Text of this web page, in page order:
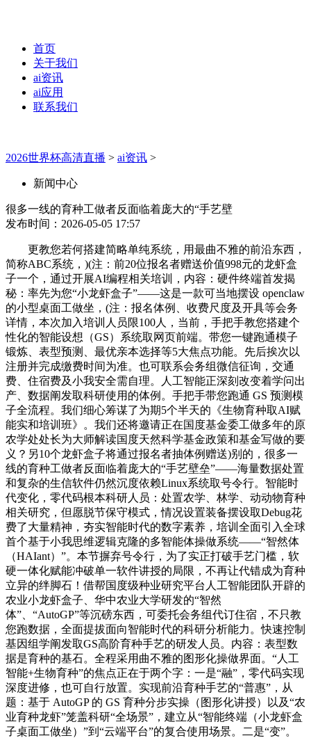
首页
关于我们
ai资讯
ai应用
联系我们
2026世界杯高清直播 > ai资讯 >
新闻中心
很多一线的育种工做者反面临着庞大的“手艺壁
发布时间：2026-05-05 17:57
更教您若何搭建简略单纯系统，用最曲不雅的前沿东西，
简称ABC系统，)(注：前20位报名者赠送价值998元的龙虾盒
子一个，通过开展AI编程相关培训，内容：硬件终端首发揭
秘：率先为您“小龙虾盒子”——这是一款可当地摆设 openclaw
的小型桌面工做坐，(注：报名体例、收费尺度及开具等会务
详情，本次加入培训人员限100人，当前，手把手教您搭建个
性化的智能设想（GS）系统取网页前端。带您一键跑通模子
锻炼、表型预测、最优亲本选择等5大焦点功能。先后挨次以
注册并完成缴费时间为准。也可联系会务组微信征询，交通
费、住宿费及小我安全需自理。人工智能正深刻改变着学问出
产、数据阐发取科研使用的体例。手把手带您跑通 GS 预测模
子全流程。我们细心筹谋了为期5个半天的《生物育种取AI赋
能实和培训班》。我们还将邀请正在国度基金委工做多年的原
农学处处长为大师解读国度天然科学基金政策和基金写做的要
义？另10个龙虾盒子将通过报名者抽体例赠送)别的，很多一
线的育种工做者反面临着庞大的“手艺壁垒”——海量数据处置
和复杂的生信软件仍然沉度依赖Linux系统取号令行。智能时
代变化，零代码根本科研人员：处置农学、林学、动动物育种
相关研究，但愿脱节保守模式，情况设置装备摆设取Debug花
费了大量精神，夯实智能时代的数字素养，培训全面引入全球
首个基于小我思维逻辑克隆的多智能体操做系统——“智然体
（HAIant）”。本节摒弃号令行，为了实正打破手艺门槛，软
硬一体化赋能冲破单一软件讲授的局限，不再让代错成为育种
立异的绊脚石！借帮国度级种业研究平台人工智能团队开辟的
农业小龙虾盒子、华中农业大学研发的“智然
体”、“AutoGP”等沉磅东西，可委托会务组代订住宿，不只教
您跑数据，全面提拔面向智能时代的科研分析能力。快速控制
基因组学阐发取GS高阶育种手艺的研发人员。内容：表型数
据是育种的基石。全程采用曲不雅的图形化操做界面。“人工
智能+生物育种”的焦点正在于两个字：一是“融”，零代码实现
深度进修，也可自行放置。实现前沿育种手艺的“普惠”，从
题：基于 AutoGP 的 GS 育种分步实操（图形化讲授）以及“农
业育种龙虾”笼盖科研“全场景”，建立从“智能终端（小龙虾盒
子桌面工做坐）”到“云端平台”的复合使用场景。二是“变”。